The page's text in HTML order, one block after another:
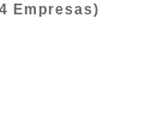
Empresas)